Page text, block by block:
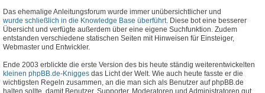
Das ehemalige Anleitungsforum wurde immer unübersichtlicher und
wurde schließlich in die Knowledge Base überführt. Diese bot eine besserer
Übersicht und verfügte außerdem über eine eigene Suchfunktion. Zudem
entstanden verschiedene statischen Seiten mit Hinweisen für Einsteiger,
Webmaster und Entwickler.
Ende 2003 erblickte die erste Version des bis heute ständig weiterentwickelten
kleinen phpBB.de-Knigges das Licht der Welt. Wie auch heute fasste er die
wichtigsten Regeln zusammen, an die man sich als Benutzer auf phpBB.de
halten sollte, damit Benutzer, Supporter, Moderatoren und Administratoren gut